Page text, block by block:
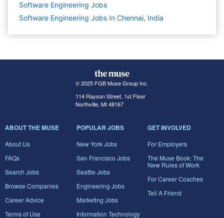
Software Engineering Jobs
Software Engineering Jobs In Chennai, India
© 2025 FGB Muse Group Inc.
114 Rayson Street, 1st Floor
Northville, MI 48167
ABOUT THE MUSE
About Us
FAQs
Search Jobs
Browse Companies
Career Advice
Terms of Use
POPULAR JOBS
New York Jobs
San Francisco Jobs
Seattle Jobs
Engineering Jobs
Marketing Jobs
Information Technology
GET INVOLVED
For Employers
The Muse Book: The
New Rules of Work
For Career Coaches
Tell A Friend